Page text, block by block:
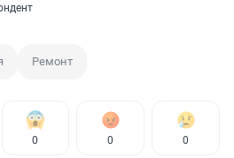
Ремонт
0 0 0